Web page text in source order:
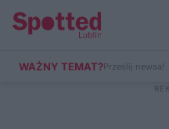
WAŻNY TEMAT?Prześlij newsa!